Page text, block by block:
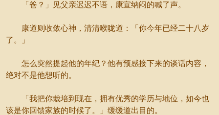
「爸？」见父亲迟迟不语，康宣纳闷的喊了声。
康道则收敛心神，清清喉咙道：「你今年已经二十八岁
了。」
怎么突然提起他的年纪？他有预感接下来的谈话内容，
绝对不是他想听的。
「我把你栽培到现在，拥有优秀的学历与地位，如今也
该是你回馈家族的时候了。」缓缓道出目的。